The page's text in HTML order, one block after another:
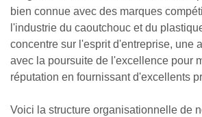
bien connue avec des marques
l'industrie du caoutchouc et du
concentre sur l'esprit d'entreprise, une
avec la poursuite de l'excellence pour
réputation en fournissant d'excellents
Voici la structure organisationnelle de